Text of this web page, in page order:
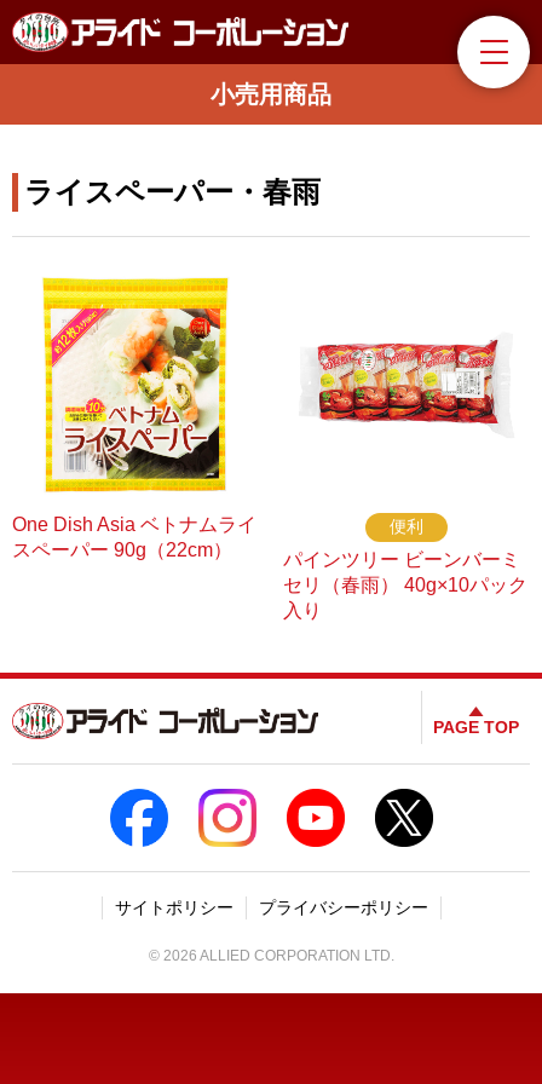
小売用商品
ライスペーパー・春雨
One Dish Asia ベトナムライ
スペーパー 90g（22cm）
便利
パインツリー ビーンバーミ
セリ（春雨） 40g×10パック
入り
PAGE TOP
サイトポリシー プライバシーポリシー
© 2026 ALLIED CORPORATION LTD.